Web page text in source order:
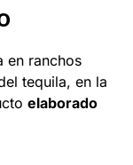
en ranchos
tequila, en la
elaborado